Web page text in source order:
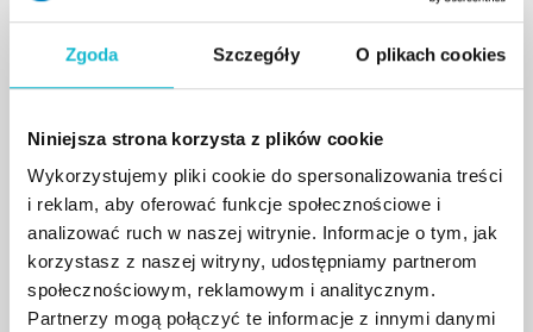
Zgoda Szczegóły O plikach cookies
Niniejsza strona korzysta z plików cookie
Wykorzystujemy pliki cookie do spersonalizowania treści
i reklam, aby oferować funkcje społecznościowe i
analizować ruch w naszej witrynie. Informacje o tym, jak
korzystasz z naszej witryny, udostępniamy partnerom
społecznościowym, reklamowym i analitycznym.
Partnerzy mogą połączyć te informacje z innymi danymi
Jagiellońskiego w Krakowie. Ukończyła I edycję
studiów podyplomowych „Badania Kliniczne –
organizacja, prowadzenie z elementami
Lublinie oraz studia menedżerskie MBA w
Ochronie Zdrowia w Wyższej Szkole Informatyki i
Zarządzania w Rzeszowie.
Od 2003 roku związana z obszarem badań
klinicznych. Zatrudniona w Centrum Medycznym